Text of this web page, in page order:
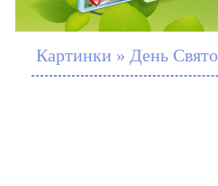
Картинки » День